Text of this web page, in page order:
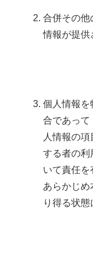
合併その他
情報が提供
個人情報を
合であって
人情報の
する者の利
いて責任を
あらかじめ
り得る状